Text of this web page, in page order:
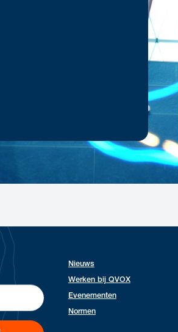
Nieuws
Werken bij QVOX
Evenementen
Normen